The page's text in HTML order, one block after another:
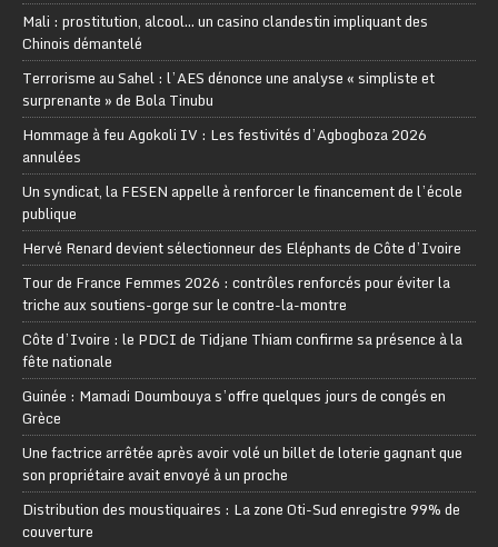
Mali : prostitution, alcool… un casino clandestin impliquant des
Chinois démantelé
Terrorisme au Sahel : l’AES dénonce une analyse « simpliste et
surprenante » de Bola Tinubu
Hommage à feu Agokoli IV : Les festivités d’Agbogboza 2026
annulées
Un syndicat, la FESEN appelle à renforcer le financement de l’école
publique
Hervé Renard devient sélectionneur des Eléphants de Côte d’Ivoire
Tour de France Femmes 2026 : contrôles renforcés pour éviter la
triche aux soutiens-gorge sur le contre-la-montre
Côte d’Ivoire : le PDCI de Tidjane Thiam confirme sa présence à la
fête nationale
Guinée : Mamadi Doumbouya s’offre quelques jours de congés en
Grèce
Une factrice arrêtée après avoir volé un billet de loterie gagnant que
son propriétaire avait envoyé à un proche
Distribution des moustiquaires : La zone Oti-Sud enregistre 99% de
couverture